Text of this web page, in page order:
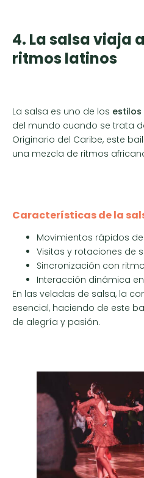
4. La salsa viaja
ritmos latinos
La salsa es uno de los
del mundo cuando se trata
Originario del Caribe, este
una mezcla de ritmos
Características de la
Movimientos rápidos
Visitas y rotaciones de
Sincronización con
Interacción dinámica
En las veladas de salsa, la
esencial, haciendo de este
de alegría y pasión.